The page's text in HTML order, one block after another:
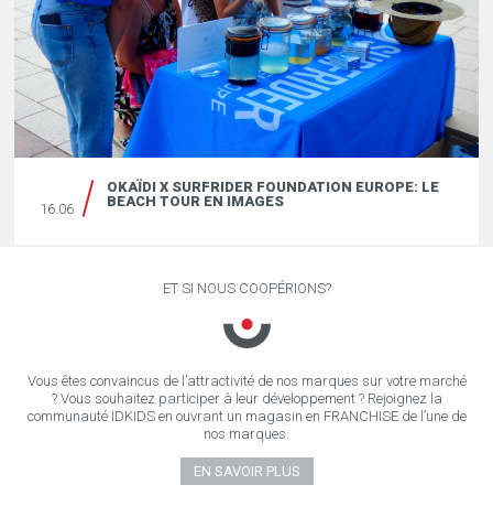
16.06
OKAÏDI X SURFRIDER FOUNDATION EUROPE: LE
BEACH TOUR EN IMAGES
ET SI NOUS COOPÉRIONS?
Vous êtes convaincus de l’attractivité de nos marques sur votre marché
? Vous souhaitez participer à leur développement ? Rejoignez la
communauté IDKIDS en ouvrant un magasin en FRANCHISE de l’une de
nos marques.
EN SAVOIR PLUS